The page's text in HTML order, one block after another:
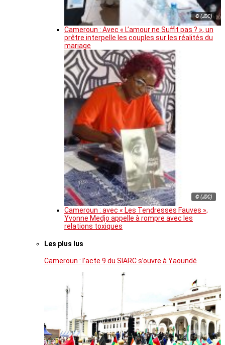
© (JDC)
Cameroun : Avec « L’amour ne Suffit pas ? », un
prêtre interpelle les couples sur les réalités du
mariage
© (JDC)
Cameroun : avec « Les Tendresses Fauves »,
Yvonne Medjo appelle à rompre avec les
relations toxiques
Les plus lus
Cameroun : l’acte 9 du SIARC s’ouvre à Yaoundé